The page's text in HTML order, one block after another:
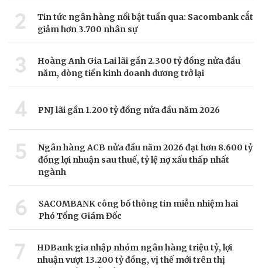
2
Tin tức ngân hàng nổi bật tuần qua: Sacombank cắt
giảm hơn 3.700 nhân sự
3
Hoàng Anh Gia Lai lãi gần 2.300 tỷ đồng nửa đầu
năm, dòng tiền kinh doanh dương trở lại
4 PNJ lãi gần 1.200 tỷ đồng nửa đầu năm 2026
5
Ngân hàng ACB nửa đầu năm 2026 đạt hơn 8.600 tỷ
đồng lợi nhuận sau thuế, tỷ lệ nợ xấu thấp nhất
ngành
6
SACOMBANK công bố thông tin miễn nhiệm hai
Phó Tổng Giám Đốc
7
HDBank gia nhập nhóm ngân hàng triệu tỷ, lợi
nhuận vượt 13.200 tỷ đồng, vị thế mới trên thị